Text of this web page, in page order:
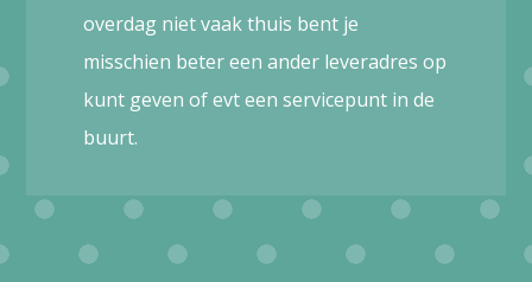
overdag niet vaak thuis bent je
misschien beter een ander leveradres op
kunt geven of evt een servicepunt in de
buurt.